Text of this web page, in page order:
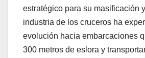
estratégico para su masificación
industria de los cruceros ha
evolución hacia embarcaciones
300 metros de eslora y